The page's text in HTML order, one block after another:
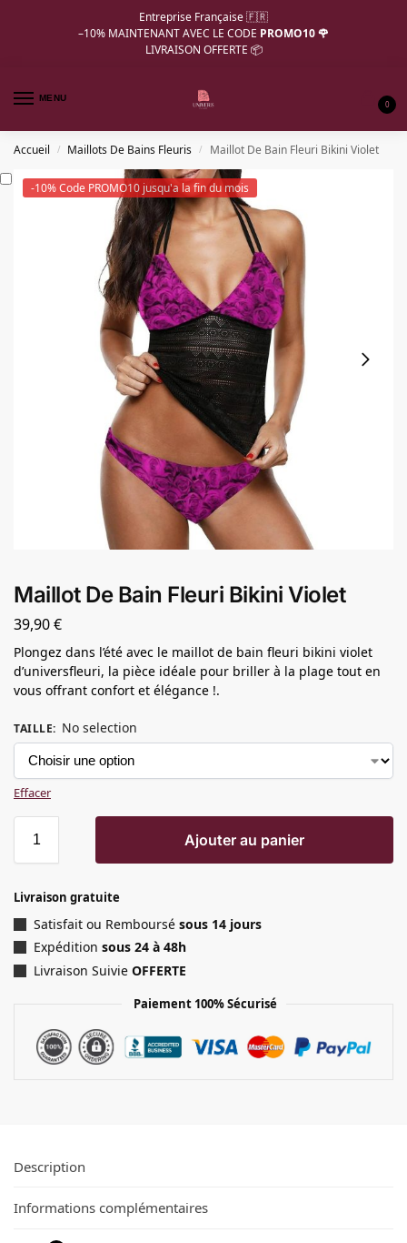
Entreprise Française 🇫🇷
–10% MAINTENANT AVEC LE CODE PROMO10 🌹
LIVRAISON OFFERTE 📦
MENU
0
Accueil / Maillots De Bains Fleuris / Maillot De Bain Fleuri Bikini Violet
-10% Code PROMO10 jusqu'a la fin du mois
Maillot De Bain Fleuri Bikini Violet
39,90€
Plongez dans l’été avec le maillot de bain fleuri bikini violet
d’universfleuri, la pièce idéale pour briller à la plage tout en
vous offrant confort et élégance !.
TAILLE: No selection
Effacer
Ajouter au panier
Livraison gratuite
Satisfait ou Remboursé sous 14 jours
Expédition sous 24 à 48h
Livraison Suivie OFFERTE
Paiement 100% Sécurisé
Description
Informations complémentaires